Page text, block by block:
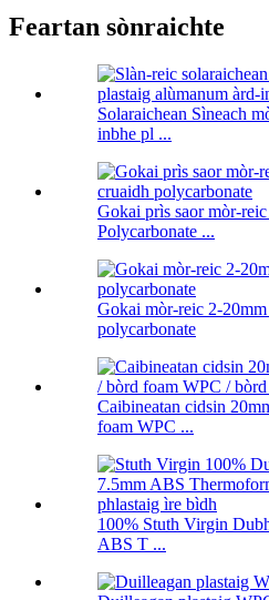
Feartan sònraichte
Solaraichean Sìneach
inbhe pl ...
Gokai prìs saor mòr-
Polycarbonate ...
Gokai mòr-reic 2-
polycarbonate
Caibineatan cidsin
foam WPC ...
100% Stuth Virgin
ABS T ...